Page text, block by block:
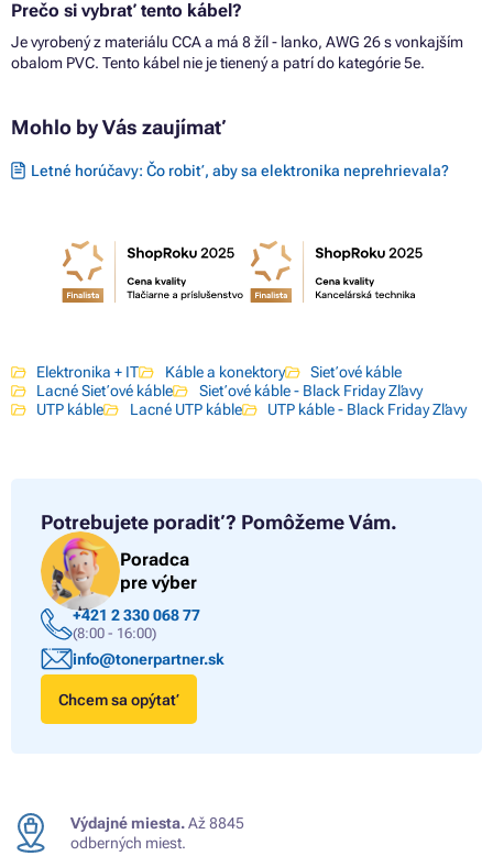
Prečo si vybrať tento kábel?
Je vyrobený z materiálu CCA a má 8 žíl - lanko, AWG 26 s vonkajším
obalom PVC. Tento kábel nie je tienený a patrí do kategórie 5e.
Mohlo by Vás zaujímať
Letné horúčavy: Čo robiť, aby sa elektronika neprehrievala?
Elektronika + IT Káble a konektory
Sieťové káble
Lacné Sieťové káble
Sieťové káble - Black Friday Zľavy
UTP káble
Lacné UTP káble UTP káble - Black Friday Zľavy
Potrebujete poradiť? Pomôžeme Vám.
Poradca
pre výber
+421 2 330 068 77
(8:00 - 16:00)
info@tonerpartner.sk
Chcem sa opýtať
Výdajné miesta.Až 8845
odberných miest.